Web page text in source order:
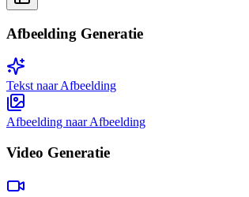
Afbeelding Generatie
Tekst naar Afbeelding
Afbeelding naar Afbeelding
Video Generatie